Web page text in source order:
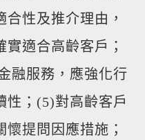
性及推介理由，
適合高齡客戶；
融服務，應強化行
性；(5)對高齡客戶
提問因應措施；